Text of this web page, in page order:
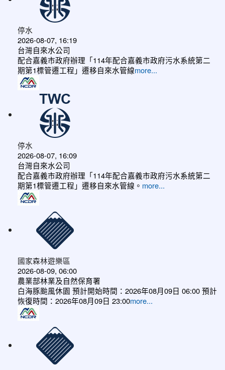
停水
2026-08-07, 16:19
台灣自來水公司
配合嘉義市政府辦理「114年配合嘉義市政府污水系統第二
期第1標管遷工程」遷移自來水管線more...
停水
2026-08-07, 16:09
台灣自來水公司
配合嘉義市政府辦理「114年配合嘉義市政府污水系統第二
期第1標管遷工程」遷移自來水管線。 more...
國家森林遊樂區
2026-08-09, 06:00
農業部林業及自然保育署
白海豚颱風休園 預計開始時間：2026年08月09日 06:00 預計
恢復時間：2026年08月09日 23:00more...